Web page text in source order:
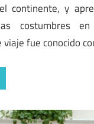
continente, y
costumbres
viaje fue conocido